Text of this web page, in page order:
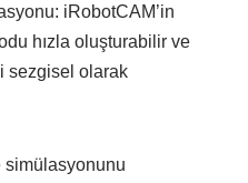
iRobotCAM’in
hızla oluşturabilir ve
sezgisel olarak
simülasyonunu